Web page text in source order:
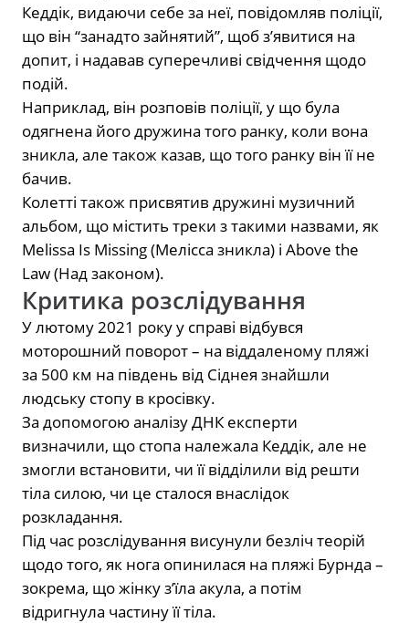
Кеддік, видаючи себе за неї, повідомляв поліції,
що він “занадто зайнятий”, щоб з’явитися на
допит, і надавав суперечливі свідчення щодо
подій.
Наприклад, він розповів поліції, у що була
одягнена його дружина того ранку, коли вона
зникла, але також казав, що того ранку він її не
бачив.
Колетті також присвятив дружині музичний
альбом, що містить треки з такими назвами, як
Melissa Is Missing (Мелісса зникла) і Above the
Law (Над законом).
Критика розслідування
У лютому 2021 року у справі відбувся
моторошний поворот – на віддаленому пляжі
за 500 км на південь від Сіднея знайшли
людську стопу в кросівку.
За допомогою аналізу ДНК експерти
визначили, що стопа належала Кеддік, але не
змогли встановити, чи її відділили від решти
тіла силою, чи це сталося внаслідок
розкладання.
Під час розслідування висунули безліч теорій
щодо того, як нога опинилася на пляжі Бурнда –
зокрема, що жінку з’їла акула, а потім
відригнула частину її тіла.